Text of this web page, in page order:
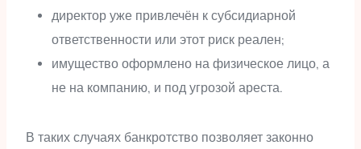
директор уже привлечён к субсидиарной
ответственности или этот риск реален;
имущество оформлено на физическое лицо, а
не на компанию, и под угрозой ареста.
В таких случаях банкротство позволяет законно